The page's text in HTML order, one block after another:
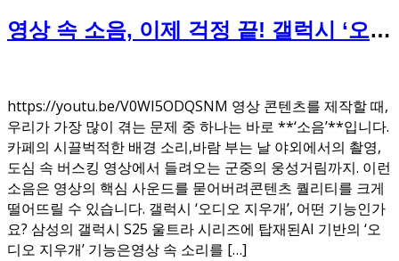
영상 속 소음, 이제 걱정 끝! 갤럭시 ‘오디
https://youtu.be/V0WI5ODQSNM 영상 콘텐츠를 제작할 때,
우리가 가장 많이 겪는 문제 중 하나는 바로 **‘소음’**입니다.
카페의 시끌벅적한 배경 소리,바람 부는 날 야외에서의 촬영,
도심 속 버스킹 영상에서 들려오는 군중의 웅성거림까지. 이런
소음은 영상의 핵심 사운드를 묻어버려콘텐츠 퀄리티를 크게
떨어뜨릴 수 있습니다. 갤럭시 ‘오디오 지우개’, 어떤 기능인가
요? 삼성의 갤럭시 S25 울트라 시리즈에 탑재된AI 기반의 ‘오
디오 지우개’ 기능은영상 속 소리를 […]